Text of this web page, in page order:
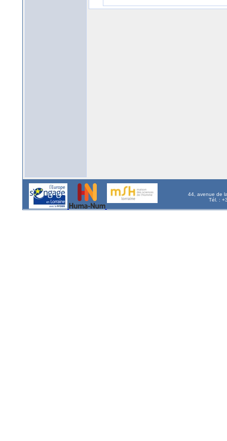
44, avenue de
Tél. :